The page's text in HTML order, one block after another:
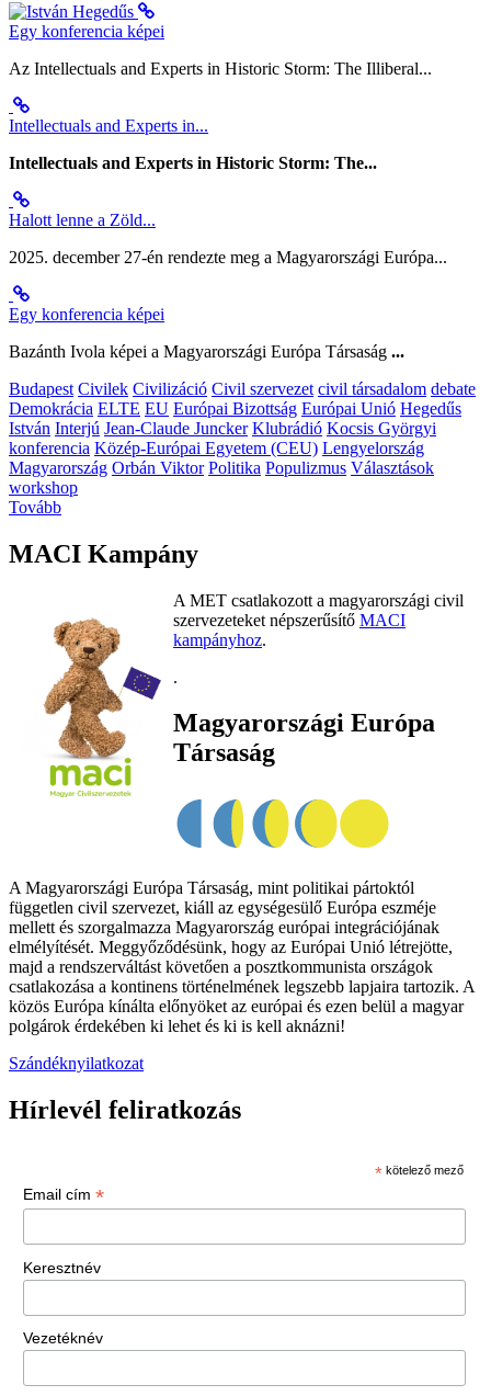
Egy konferencia képei
Az Intellectuals and Experts in Historic Storm: The Illiberal...
Intellectuals and Experts in...
Intellectuals and Experts in Historic Storm: The...
Halott lenne a Zöld...
2025. december 27-én rendezte meg a Magyarországi Európa...
Egy konferencia képei
Bazánth Ivola képei a Magyarországi Európa Társaság ...
Budapest Civilek Civilizáció Civil szervezet civil társadalom debate
Demokrácia ELTE EU Európai Bizottság Európai Unió Hegedűs
István Interjú Jean-Claude Juncker Klubrádió Kocsis Györgyi
konferencia Közép-Európai Egyetem (CEU) Lengyelország
Magyarország Orbán Viktor Politika Populizmus Választások
workshop
Tovább
MACI Kampány
A MET csatlakozott a magyarországi civil
szervezeteket népszerűsítő MACI
kampányhoz.
.
Magyarországi Európa
Társaság
A Magyarországi Európa Társaság, mint politikai pártoktól
független civil szervezet, kiáll az egységesülő Európa eszméje
mellett és szorgalmazza Magyarország európai integrációjának
elmélyítését. Meggyőződésünk, hogy az Európai Unió létrejötte,
majd a rendszerváltást követően a posztkommunista országok
csatlakozása a kontinens történelmének legszebb lapjaira tartozik. A
közös Európa kínálta előnyöket az európai és ezen belül a magyar
polgárok érdekében ki lehet és ki is kell aknázni!
Szándéknyilatkozat
Hírlevél feliratkozás
* kötelező mező
Email cím *
Keresztnév
Vezetéknév